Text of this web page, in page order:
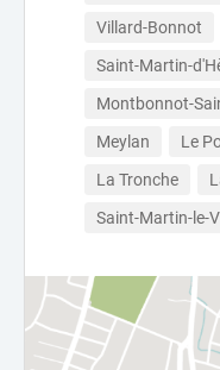
Villard-Bonnot
Saint-Martin-
Montbonnot-
Meylan
Le
La Tronche
Saint-Martin-le-